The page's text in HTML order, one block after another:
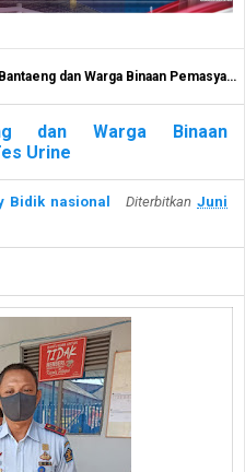
dan Warga Binaan Pemasyarakatan Lakukan Tes Urine
dan Warga Binaan
Urine
Bidik nasional DiterbitkanJuni